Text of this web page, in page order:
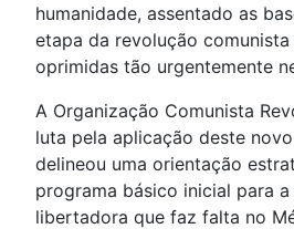
humanidade, assentado as
etapa da revolução comunista
oprimidas tão urgentemente
A Organização Comunista
luta pela aplicação deste
delineou uma orientação
programa básico inicial para
libertadora que faz falta no